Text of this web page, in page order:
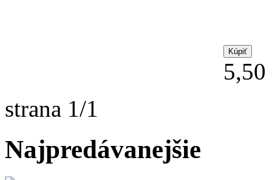
5,50
strana 1/1
Najpredávanejšie